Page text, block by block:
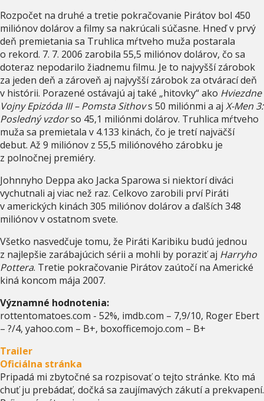
Rozpočet na druhé a tretie pokračovanie Pirátov bol 450
miliónov dolárov a filmy sa nakrúcali súčasne. Hneď v prvý
deň premietania sa Truhlica mŕtveho muža postarala
o rekord. 7. 7. 2006 zarobila 55,5 miliónov dolárov, čo sa
doteraz nepodarilo žiadnemu filmu. Je to najvyšší zárobok
za jeden deň a zároveň aj najvyšší zárobok za otvárací deň
v histórii. Porazené ostávajú aj také „hitovky“ ako Hviezdne
Vojny Epizóda III – Pomsta Sithovs 50 miliónmi a aj X-Men 3:
Posledný vzdorso 45,1 miliónmi dolárov. Truhlica mŕtveho
muža sa premietala v 4.133 kinách, čo je tretí najväčší
debut. Až 9 miliónov z 55,5 miliónového zárobku je
z polnočnej premiéry.
Johnnyho Deppa ako Jacka Sparowa si niektorí diváci
vychutnali aj viac než raz. Celkovo zarobili prví Piráti
v amerických kinách 305 miliónov dolárov a ďalších 348
miliónov v ostatnom svete.
Všetko nasvedčuje tomu, že Piráti Karibiku budú jednou
z najlepšie zarábajúcich sérii a mohli by poraziť aj Harryho
Pottera. Tretie pokračovanie Pirátov zaútočí na Americké
kiná koncom mája 2007.
Významné hodnotenia:
rottentomatoes.com - 52%, imdb.com – 7,9/10, Roger Ebert
– ?/4, yahoo.com – B+, boxofficemojo.com – B+
Trailer
Oficiálna stránka
Pripadá mi zbytočné sa rozpisovať o tejto stránke. Kto má
chuť ju prebádať, dočká sa zaujímavých zákutí a prekvapení.